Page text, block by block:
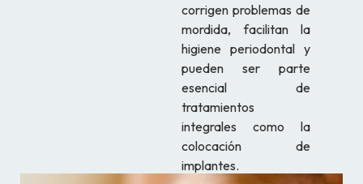
corrigen problemas de
mordida, facilitan la
higiene periodontal y
pueden ser parte
esencial de
tratamientos
integrales como la
colocación de
implantes.